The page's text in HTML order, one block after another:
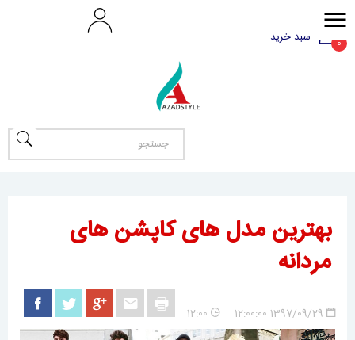
0 سبد خرید
بهترین مدل های کاپشن های
مردانه